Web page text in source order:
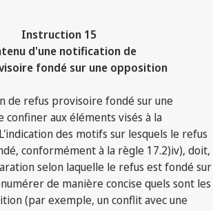
Instruction 15
d'une notification de
fondé sur une opposition
de refus provisoire fondé sur une
aux éléments visés à la
des motifs sur lesquels le refus
conformément à la règle 17.2)iv), doit,
selon laquelle le refus est fondé sur
de manière concise quels sont les
(par exemple, un conflit avec une